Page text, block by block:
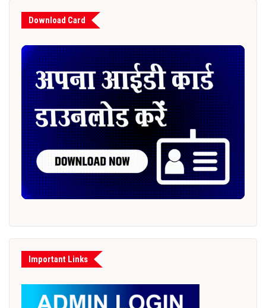
Download Card
Important Links